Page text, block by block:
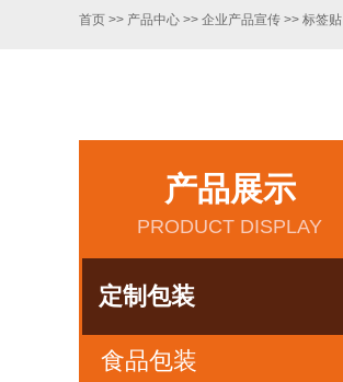
首页 >> 产品中心 >> 企业产品宣传 >> 标签贴
产品展示
PRODUCT DISPLAY
定制包装
食品包装